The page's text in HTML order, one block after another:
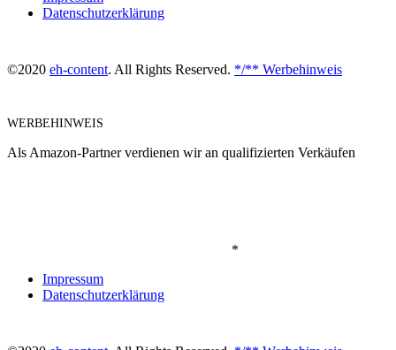
Datenschutzerklärung
©2020 eh-content. All Rights Reserved. */** Werbehinweis
WERBEHINWEIS
Als Amazon-Partner verdienen wir an qualifizierten Verkäufen
*
Impressum
Datenschutzerklärung